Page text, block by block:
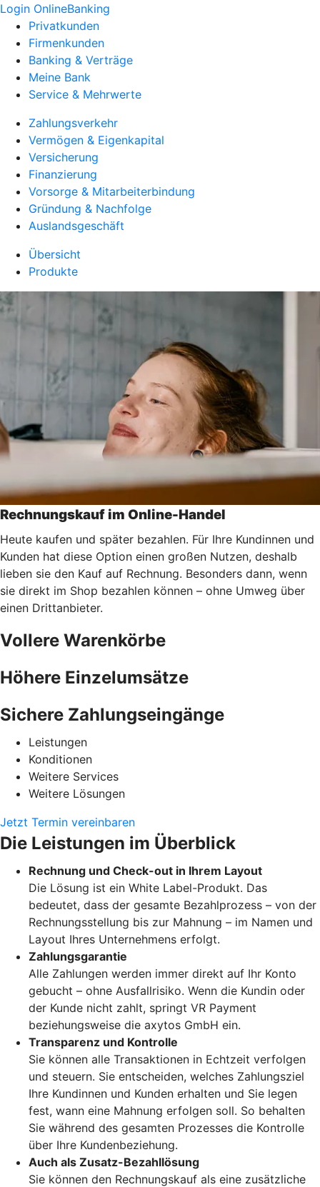
Login OnlineBanking
Privatkunden
Firmenkunden
Banking & Verträge
Meine Bank
Service & Mehrwerte
Zahlungsverkehr
Vermögen & Eigenkapital
Versicherung
Finanzierung
Vorsorge & Mitarbeiterbindung
Gründung & Nachfolge
Auslandsgeschäft
Übersicht
Produkte
Rechnungskauf im Online-Handel
Heute kaufen und später bezahlen. Für Ihre Kundinnen und
Kunden hat diese Option einen großen Nutzen, deshalb
lieben sie den Kauf auf Rechnung. Besonders dann, wenn
sie direkt im Shop bezahlen können – ohne Umweg über
einen Drittanbieter.
Vollere Warenkörbe
Höhere Einzelumsätze
Sichere Zahlungseingänge
Leistungen
Konditionen
Weitere Services
Weitere Lösungen
Jetzt Termin vereinbaren
Die Leistungen im Überblick
Rechnung und Check-out in Ihrem Layout
Die Lösung ist ein White Label-Produkt. Das
bedeutet, dass der gesamte Bezahlprozess – von der
Rechnungsstellung bis zur Mahnung – im Namen und
Layout Ihres Unternehmens erfolgt.
Zahlungsgarantie
Alle Zahlungen werden immer direkt auf Ihr Konto
gebucht – ohne Ausfallrisiko. Wenn die Kundin oder
der Kunde nicht zahlt, springt VR Payment
beziehungsweise die axytos GmbH ein.
Transparenz und Kontrolle
Sie können alle Transaktionen in Echtzeit verfolgen
und steuern. Sie entscheiden, welches Zahlungsziel
Ihre Kundinnen und Kunden erhalten und Sie legen
fest, wann eine Mahnung erfolgen soll. So behalten
Sie während des gesamten Prozesses die Kontrolle
über Ihre Kundenbeziehung.
Auch als Zusatz-Bezahllösung
Sie können den Rechnungskauf als eine zusätzliche